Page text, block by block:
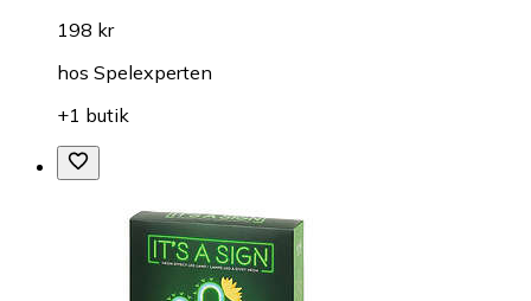
198 kr
hos Spelexperten
+1 butik